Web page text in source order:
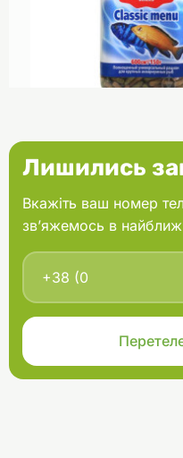
банка 150 г
В
Лишились
Вкажіть ваш номер
зв’яжемось в